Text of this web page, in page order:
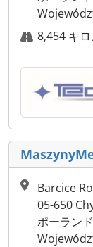
8,454 キ
Barcice
05-650
ポーランド